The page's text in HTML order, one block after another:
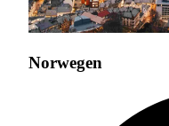
Norwegen